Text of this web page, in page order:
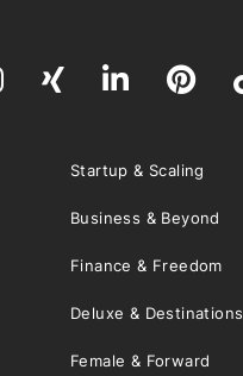
Startup & Scaling
Business & Beyond
Finance & Freedom
Deluxe & Destinations
Female & Forward